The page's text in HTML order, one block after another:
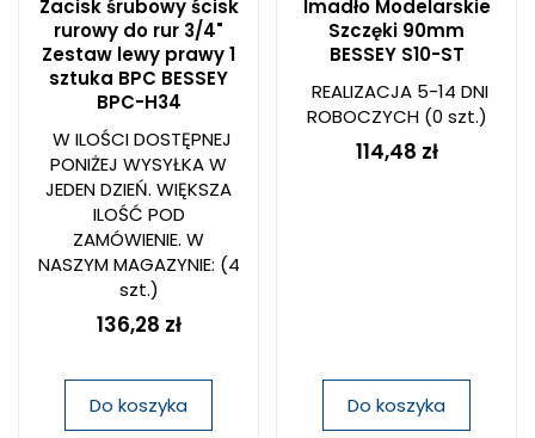
Zacisk śrubowy ścisk
rurowy do rur 3/4"
Zestaw lewy prawy 1
sztuka BPC BESSEY
BPC-H34
W ILOŚCI DOSTĘPNEJ
PONIŻEJ WYSYŁKA W
JEDEN DZIEŃ. WIĘKSZA
ILOŚĆ POD
ZAMÓWIENIE. W
NASZYM MAGAZYNIE: (4
szt.)
136,28 zł
Do koszyka
Imadło Modelarskie
Szczęki 90mm
BESSEY S10-ST
REALIZACJA 5-14 DNI
ROBOCZYCH(0 szt.)
114,48 zł
Do koszyka